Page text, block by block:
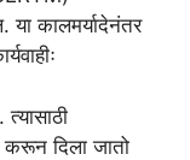
कालमर्यादेनंतर
करून दिला जातो